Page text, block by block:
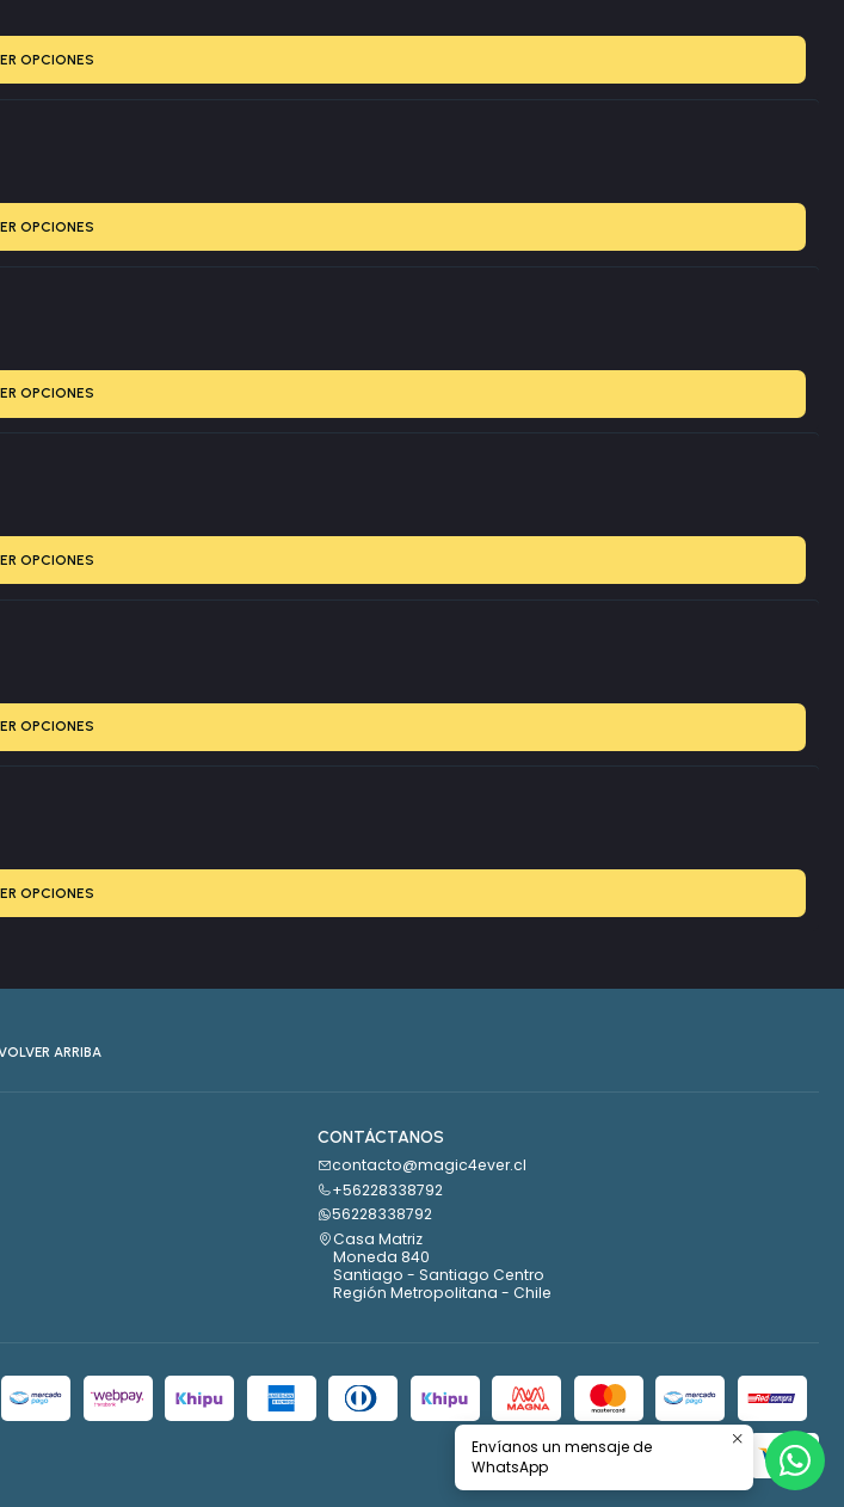
OPCIONES
OPCIONES
OPCIONES
OPCIONES
OPCIONES
OPCIONES
ARRIBA
CONTÁCTANOS
contacto@magic4ever.cl
+56228338792
56228338792
Casa Matriz
Moneda 840
Santiago - Santiago Centro
Región Metropolitana - Chile
Envíanos un mensaje de
WhatsApp